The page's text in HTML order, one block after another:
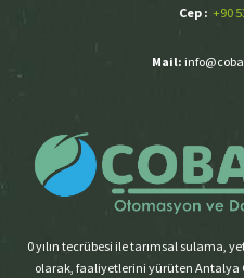
Cep : +90
Mail:
0 yılın tecrübesi ile tarımsal sulama,
olarak, faaliyetlerini yürüten Antalya